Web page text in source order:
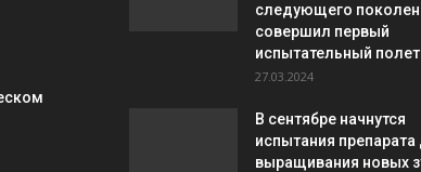
следующего
совершил первый
испытательный полет
27.03.2024
В сентябре начнутся
испытания препарата
выращивания новых